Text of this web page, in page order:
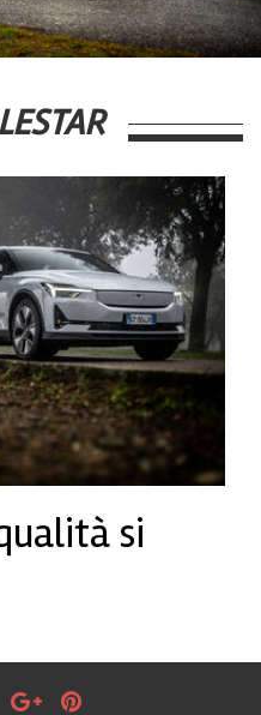
si